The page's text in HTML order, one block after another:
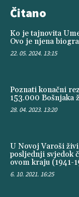
Čitano
Ko je tajnovita
Ovo je njena
22. 05. 2024. 13:15
Poznati konačni
153.000 Bošnjaka
28. 04. 2023. 13:20
U Novoj Varoši
posljednji svjedok
ovom kraju (1941-
6. 10. 2021. 16:25